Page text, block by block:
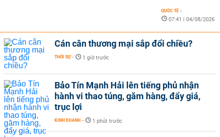
QUỐC TẾ -
07:41 | 04/08/2026
Cán cân thương mại sắp đổi chiều?
THỜI SỰ - 1 giờ trước
Bảo Tín Mạnh Hải lên tiếng phủ nhận
hành vi thao túng, găm hàng, đẩy giá,
trục lợi
KINH DOANH - 1 phút trước